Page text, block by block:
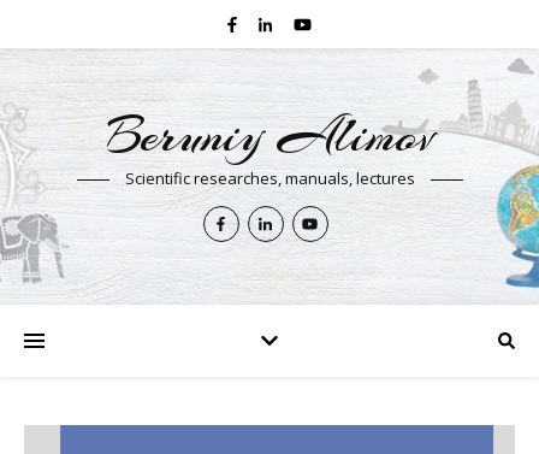
Beruniy Alimov
Scientific researches, manuals, lectures